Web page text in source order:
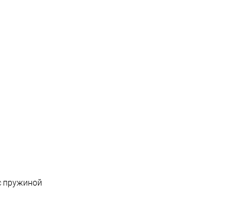
пружиной